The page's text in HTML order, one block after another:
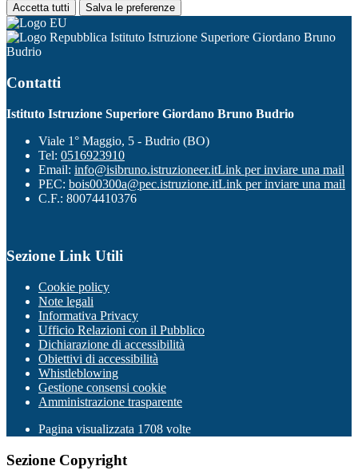
Accetta tutti Salva le preferenze
Istituto Istruzione Superiore Giordano Bruno
Budrio
Contatti
Istituto Istruzione Superiore Giordano Bruno Budrio
Viale 1° Maggio, 5 - Budrio (BO)
Tel: 0516923910
Email: info@isibruno.istruzioneer.itLink per inviare una mail
PEC: bois00300a@pec.istruzione.itLink per inviare una mail
C.F.: 80074410376
Sezione Link Utili
Cookie policy
Note legali
Informativa Privacy
Ufficio Relazioni con il Pubblico
Dichiarazione di accessibilità
Obiettivi di accessibilità
Whistleblowing
Gestione consensi cookie
Amministrazione trasparente
Pagina visualizzata 1708 volte
Sezione Copyright